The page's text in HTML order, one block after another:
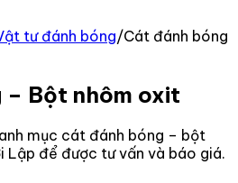
tư đánh bóng/Cát đánh bóng
– Bột nhôm oxit
mục cát đánh bóng – bột
Lập để được tư vấn và báo giá.